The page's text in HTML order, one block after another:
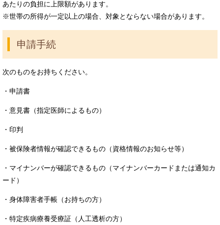
あたりの負担に上限額があります。
※世帯の所得が一定以上の場合、対象とならない場合があります。
申請手続
次のものをお持ちください。
・申請書
・意見書（指定医師によるもの）
・印判
・被保険者情報が確認できるもの（資格情報のお知らせ等）
・マイナンバーが確認できるもの（マイナンバーカードまたは通知カ
ード）
・身体障害者手帳（お持ちの方）
・特定疾病療養受療証（人工透析の方）